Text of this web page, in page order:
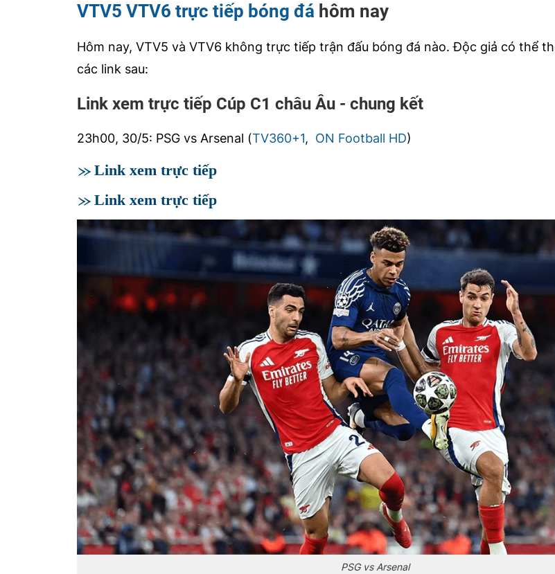
VTV5 VTV6 trực tiếp bóng đá hôm nay
Hôm nay, VTV5 và VTV6 không trực tiếp trận đấu bóng đá nào. Độc giả có thể
các link sau:
Link xem trực tiếp Cúp C1 châu Âu - chung kết
23h00, 30/5: PSG vs Arsenal (TV360+1, ON Football HD)
Link xem trực tiếp
Link xem trực tiếp
PSG vs Arsenal